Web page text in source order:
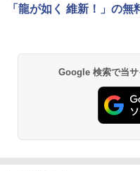
「龍が如く 維新！」の
Google 検索で当サ